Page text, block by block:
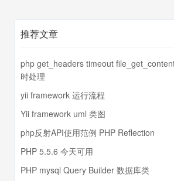
推荐文章
php get_headers timeout
时处理
yii framework 运行流程
Yii framework uml 类图
php反射API使用范例 PHP Reflection
PHP 5.5.6 今天可用
PHP mysql Query Builder 数据库类